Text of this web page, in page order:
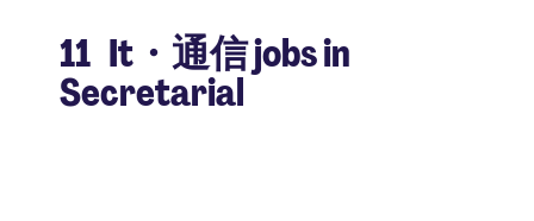
11 It・通信 jobs in
Secretarial